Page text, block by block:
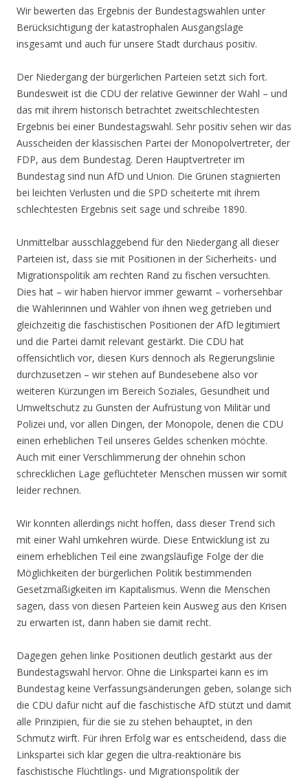
Wir bewerten das Ergebnis der Bundestagswahlen unter
Berücksichtigung der katastrophalen Ausgangslage
insgesamt und auch für unsere Stadt durchaus positiv.
Der Niedergang der bürgerlichen Parteien setzt sich fort.
Bundesweit ist die CDU der relative Gewinner der Wahl – und
das mit ihrem historisch betrachtet zweitschlechtesten
Ergebnis bei einer Bundestagswahl. Sehr positiv sehen wir das
Ausscheiden der klassischen Partei der Monopolvertreter, der
FDP, aus dem Bundestag. Deren Hauptvertreter im
Bundestag sind nun AfD und Union. Die Grünen stagnierten
bei leichten Verlusten und die SPD scheiterte mit ihrem
schlechtesten Ergebnis seit sage und schreibe 1890.
Unmittelbar ausschlaggebend für den Niedergang all dieser
Parteien ist, dass sie mit Positionen in der Sicherheits- und
Migrationspolitik am rechten Rand zu fischen versuchten.
Dies hat – wir haben hiervor immer gewarnt – vorhersehbar
die Wählerinnen und Wähler von ihnen weg getrieben und
gleichzeitig die faschistischen Positionen der AfD legitimiert
und die Partei damit relevant gestärkt. Die CDU hat
offensichtlich vor, diesen Kurs dennoch als Regierungslinie
durchzusetzen – wir stehen auf Bundesebene also vor
weiteren Kürzungen im Bereich Soziales, Gesundheit und
Umweltschutz zu Gunsten der Aufrüstung von Militär und
Polizei und, vor allen Dingen, der Monopole, denen die CDU
einen erheblichen Teil unseres Geldes schenken möchte.
Auch mit einer Verschlimmerung der ohnehin schon
schrecklichen Lage geflüchteter Menschen müssen wir somit
leider rechnen.
Wir konnten allerdings nicht hoffen, dass dieser Trend sich
mit einer Wahl umkehren würde. Diese Entwicklung ist zu
einem erheblichen Teil eine zwangsläufige Folge der die
Möglichkeiten der bürgerlichen Politik bestimmenden
Gesetzmäßigkeiten im Kapitalismus. Wenn die Menschen
sagen, dass von diesen Parteien kein Ausweg aus den Krisen
zu erwarten ist, dann haben sie damit recht.
Dagegen gehen linke Positionen deutlich gestärkt aus der
Bundestagswahl hervor. Ohne die Linkspartei kann es im
Bundestag keine Verfassungsänderungen geben, solange sich
die CDU dafür nicht auf die faschistische AfD stützt und damit
alle Prinzipien, für die sie zu stehen behauptet, in den
Schmutz wirft. Für ihren Erfolg war es entscheidend, dass die
Linkspartei sich klar gegen die ultra-reaktionäre bis
faschistische Flüchtlings- und Migrationspolitik der